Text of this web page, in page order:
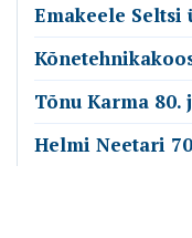
Emakeele
Tõnu Karma
Helmi Neetari